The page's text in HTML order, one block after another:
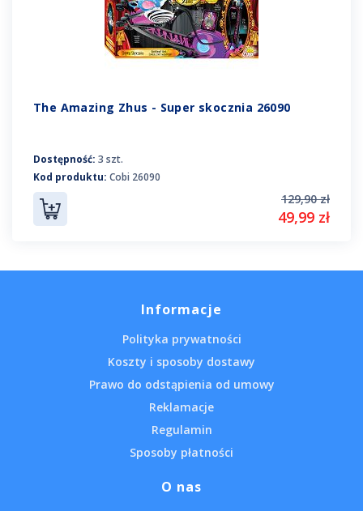
The Amazing Zhus - Super skocznia 26090
Dostępność: 3 szt.
Kod produktu: Cobi 26090
129,90 zł
49,99 zł
Informacje
Polityka prywatności
Koszty i sposoby dostawy
Prawo do odstąpienia od umowy
Reklamacje
Regulamin
Sposoby płatności
O nas